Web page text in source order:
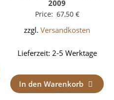
2009
Price: 67,50 €
zzgl.Versandkosten
Lieferzeit: 2-5 Werktage
In den Warenkorb